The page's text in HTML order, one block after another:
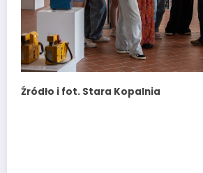
Źródło i fot. Stara Kopalnia